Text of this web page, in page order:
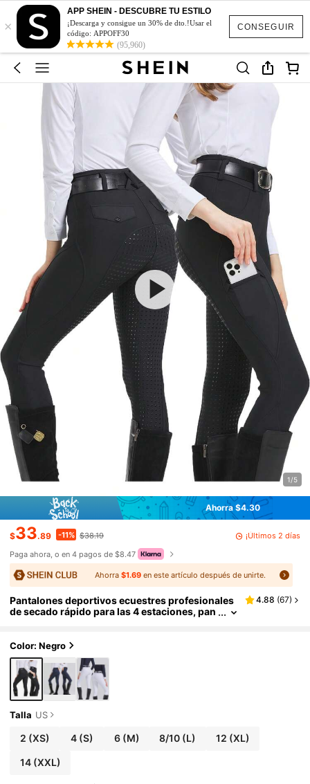
CONSEGUIR
×
APP SHEIN - DESCUBRE TU ESTILO
¡Descarga y consigue un 30% de dto.!Usar el
código: APPOFF30
(95,960)
1/5
Ahorra $4.30
$33.89 -11% $38.19
¡Últimos 2 días
Paga ahora, o en 4 pagos de $8.47
Ahorra$1.69 en este artículo después de unirte.
Pantalones deportivos ecuestres profesionales
de secado rápido para las 4 estaciones, pan
montar a caballo, equipo ecuestre (sin forro) ne
gro
4.88 (67)
Color: Negro
Talla US
2 (XS) 4(S) 6(M) 8/10 (L) 12 (XL)
14(XXL)